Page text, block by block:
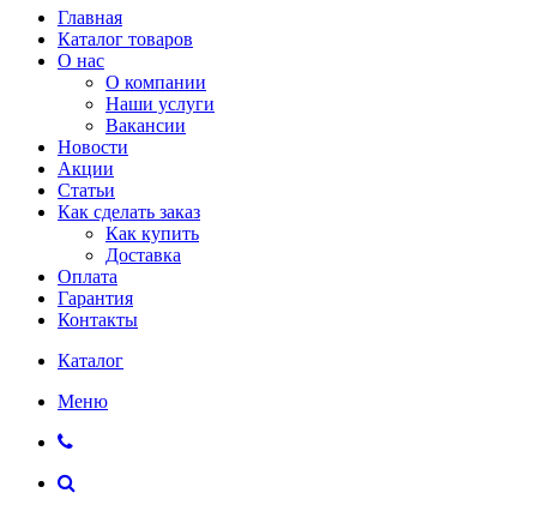
Главная
Каталог товаров
О нас
О компании
Наши услуги
Вакансии
Новости
Акции
Статьи
Как сделать заказ
Как купить
Доставка
Оплата
Гарантия
Контакты
Каталог
Меню